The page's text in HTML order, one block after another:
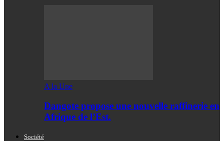
A la Une
Dangote propose une nouvelle raffinerie en
Afrique de l’Est.
Société